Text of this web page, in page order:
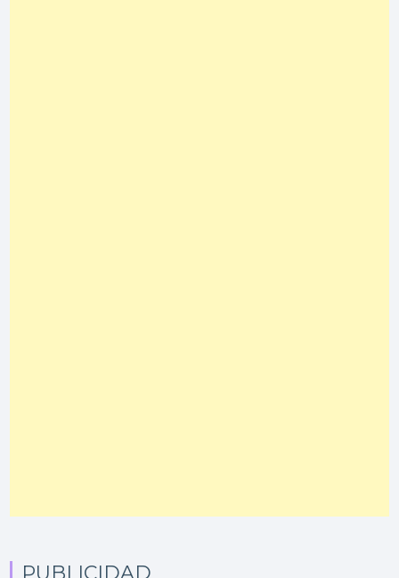
PUBLICIDAD